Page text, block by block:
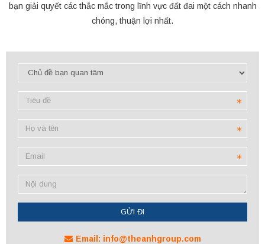
bạn giải quyết các thắc mắc trong lĩnh vực đất đai một cách nhanh
chóng, thuận lợi nhất.
Email: info@theanhgroup.com